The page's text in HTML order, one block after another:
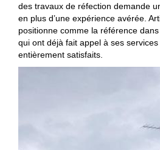
des travaux de réfection demande
en plus d’une expérience avérée.
positionne comme la référence
qui ont déjà fait appel à ses
entièrement satisfaits.